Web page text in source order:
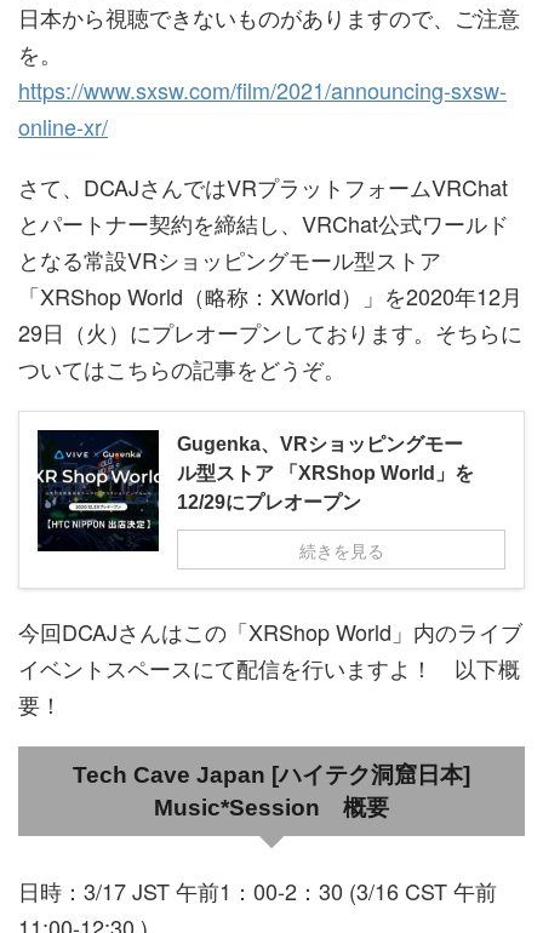
日本から視聴できないものがありますので、ご注意
を。
https://www.sxsw.com/film/2021/announcing-sxsw-
online-xr/
さて、DCAJさんではVRプラットフォームVRChat
とパートナー契約を締結し、VRChat公式ワールド
となる常設VRショッピングモール型ストア
「XRShop World（略称：XWorld）」を2020年12月
29日（火）にプレオープンしております。そちらに
ついてはこちらの記事をどうぞ。
Gugenka、VRショッピングモー
ル型ストア 「XRShop World」を
12/29にプレオープン
続きを見る
今回DCAJさんはこの「XRShop World」内のライブ
イベントスペースにて配信を行いますよ！ 以下概
要！
Tech Cave Japan [ハイテク洞窟日本]
Music*Session 概要
日時：3/17 JST 午前1：00-2：30 (3/16 CST 午前
11:00-12:30 )